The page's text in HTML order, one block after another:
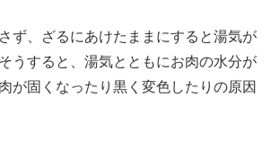
ず、ざるにあけたままにすると湯気が
うすると、湯気とともにお肉の水分が
が固くなったり黒く変色したりの原因